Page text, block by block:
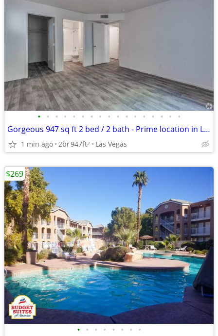
• • • • • • • • • • • • • • • • •
Gorgeous 947 sq ft 2 bed / 2 bath - Prime location in Las Vegas
1 min ago 2br947ft2 Las Vegas
• • • • • • • •
$269